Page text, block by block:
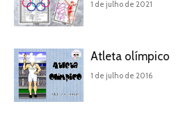
1 de julho de 2021
Atleta olímpico
1 de julho de 2016